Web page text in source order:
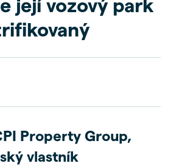
její vozový park
Property Group,
vlastník